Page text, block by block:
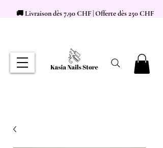
🚚 Livraison dès 7,90 CHF | Offerte dès 250 CHF